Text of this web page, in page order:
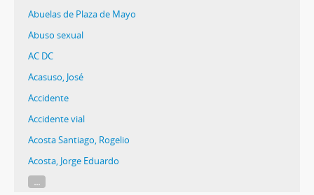
Abuelas de Plaza de Mayo
Abuso sexual
AC DC
Acasuso, José
Accidente
Accidente vial
Acosta Santiago, Rogelio
Acosta, Jorge Eduardo
...